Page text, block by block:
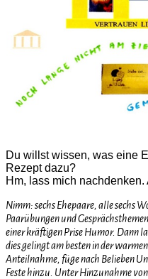
Du willst wissen, was eine
Rezept dazu?
Hm, lass mich nachdenken.
Nimm: sechs Ehepaare, alle sechs
Paarübungen und
einer kräftigen Prise Humor. Dann
dies gelingt am besten in der
Anteilnahme, füge nach Belieben
Feste hinzu. Unter Hinzunahme